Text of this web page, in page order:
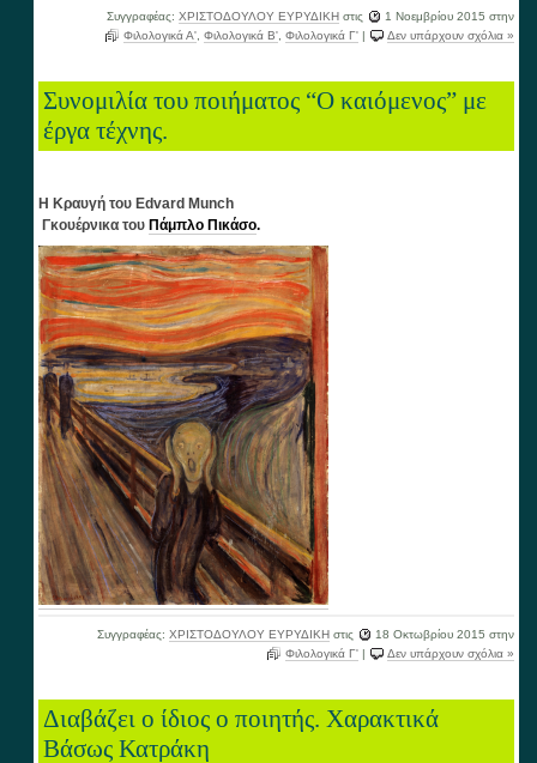
Συγγραφέας: ΧΡΙΣΤΟΔΟΥΛΟΥ ΕΥΡΥΔΙΚΗστις 1 Νοεμβρίου 2015 στην
Φιλολογικά Α', Φιλολογικά Β', Φιλολογικά Γ' | Δεν υπάρχουν σχόλια »
Συνομιλία του ποιήματος “Ο καιόμενος” με
έργα τέχνης.
Η Κραυγή του Edvard Munch
Γκουέρνικα τουΠάμπλο Πικάσο.
Συγγραφέας: ΧΡΙΣΤΟΔΟΥΛΟΥ ΕΥΡΥΔΙΚΗστις 18 Οκτωβρίου 2015 στην
Φιλολογικά Γ' | Δεν υπάρχουν σχόλια »
Διαβάζει ο ίδιος ο ποιητής. Χαρακτικά
Βάσως Κατράκη